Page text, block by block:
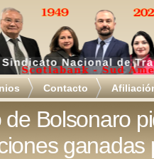
Contacto
de Bolsonaro
ganadas